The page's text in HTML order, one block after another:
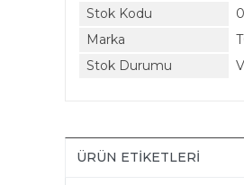
Stok Kodu
Marka
Stok Durumu
ÜRÜN ETIKETLERI